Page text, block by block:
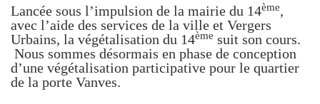
Lancée sous l’impulsion de la mairie du 14ème,
avec l’aide des services de la ville et Vergers
Urbains, la végétalisation du 14ème suit son cours.
Nous sommes désormais en phase de conception
d’une végétalisation participative pour le quartier
de la porte Vanves.